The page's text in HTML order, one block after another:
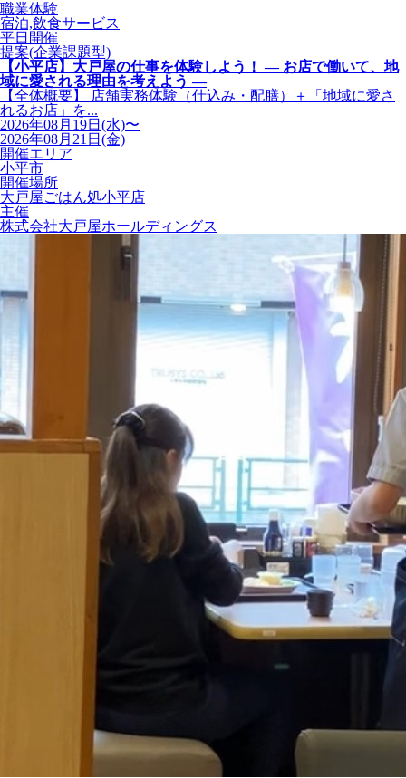
職業体験
宿泊,飲食サービス
平日開催
提案(企業課題型)
【小平店】大戸屋の仕事を体験しよう！ ― お店で働いて、地
域に愛される理由を考えよう ―
【全体概要】 店舗実務体験（仕込み・配膳）＋「地域に愛さ
れるお店」を...
2026年08月19日(水)〜
2026年08月21日(金)
開催エリア
小平市
開催場所
大戸屋ごはん処小平店
主催
株式会社大戸屋ホールディングス